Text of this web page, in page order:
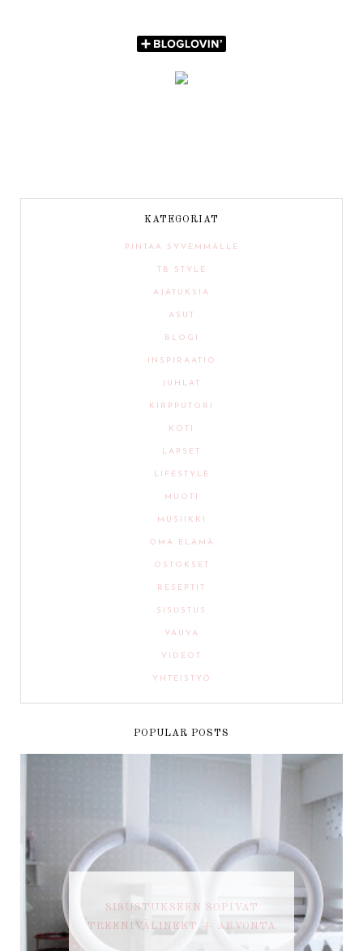
KATEGORIAT
PINTAA SYVEMMÄLLE
TB STYLE
AJATUKSIA
ASUT
BLOGI
INSPIRAATIO
JUHLAT
KIRPPUTORI
KOTI
LAPSET
LIFESTYLE
MUOTI
MUSIIKKI
OMA ELÄMÄ
OSTOKSET
RESEPTIT
SISUSTUS
VAUVA
VIDEOT
YHTEISTYÖ
POPULAR POSTS
SISUSTUKSEEN SOPIVAT
TREENIVÄLINEET + ARVONTA